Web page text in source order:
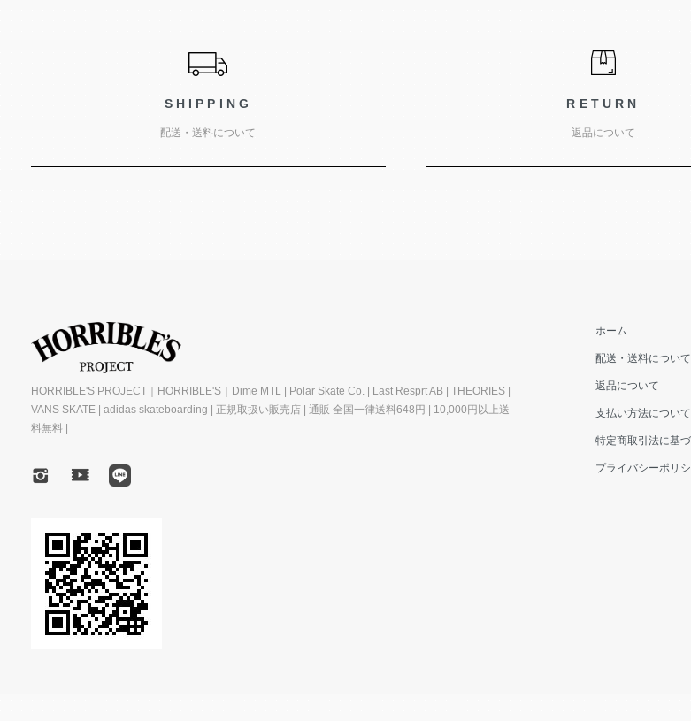
SHIPPING
配送・送料について
RETURN
返品について
HORRIBLE'S PROJECT｜HORRIBLE'S｜Dime MTL | Polar Skate Co. | Last Resprt AB | THEORIES |
VANS SKATE | adidas skateboarding | 正規取扱い販売店 | 通販 全国一律送料648円 | 10,000円以上送
料無料 |
ホーム
配送・送料について
返品について
支払い方法について
特定商取引法に基
プライバシーポリ